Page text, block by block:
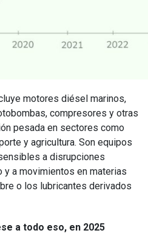
motores diésel marinos,
compresores y otras
pesada en sectores como
y agricultura. Son equipos
a disrupciones
a movimientos en materias
o los lubricantes derivados
a todo eso, en 2025